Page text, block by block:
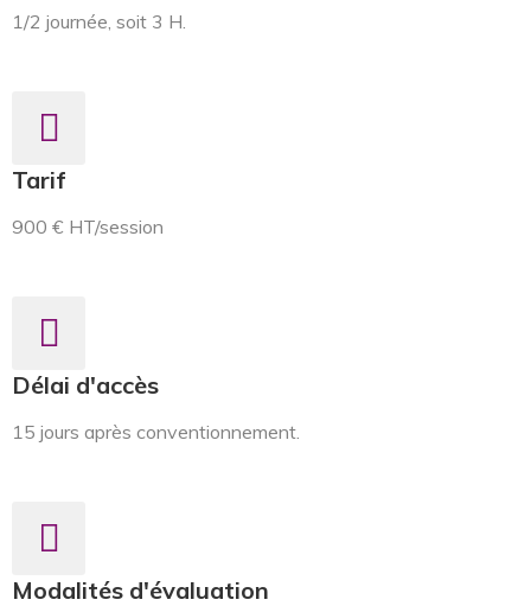
1/2 journée, soit 3 H.
Tarif
900 € HT/session
Délai d'accès
15 jours après conventionnement.
Modalités d'évaluation